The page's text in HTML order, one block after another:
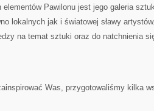
elementów Pawilonu jest jego galeria
lokalnych jak ‍i światowej sławy
na ‍temat sztuki oraz do⁢ natchnienia
Was, przygotowaliśmy kilka